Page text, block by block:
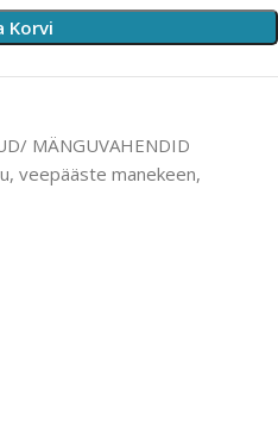
Korvi
MÄNGUVAHENDID
, veepääste manekeen,